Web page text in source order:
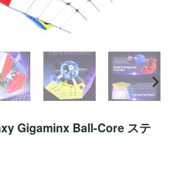
Gigaminx Ball-Core ステ